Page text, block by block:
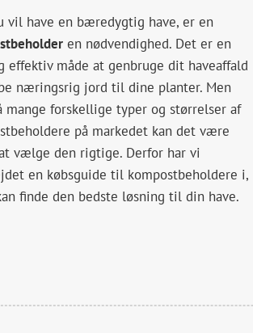
vil have en bæredygtig have, er en
en nødvendighed. Det er en
effektiv måde at genbruge dit haveaffald
næringsrig jord til dine planter. Men
mange forskellige typer og størrelser af
på markedet kan det være
vælge den rigtige. Derfor har vi
en købsguide til kompostbeholdere i,
finde den bedste løsning til din have.